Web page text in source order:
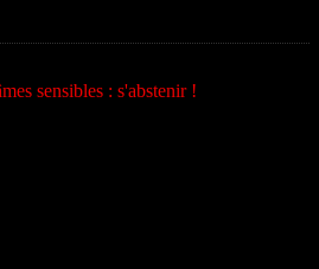
sensibles : s'abstenir !